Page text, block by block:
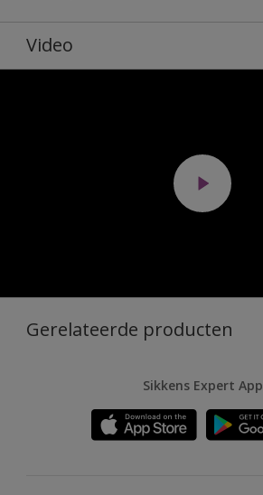
Video
Gerelateerde producten
Sikkens Expert App